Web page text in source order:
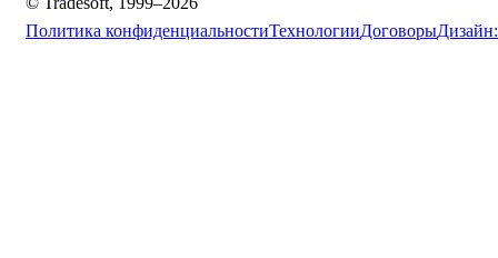
Политика конфиденциальностиТехнологииДоговорыДизайн: